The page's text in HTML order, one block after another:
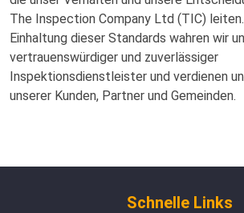
The Inspection Company Ltd (TIC)
Einhaltung dieser Standards wahren wir
vertrauenswürdiger und zuverlässiger
Inspektionsdienstleister und verdienen
unserer Kunden, Partner und Gemeinden.
Schnelle Links